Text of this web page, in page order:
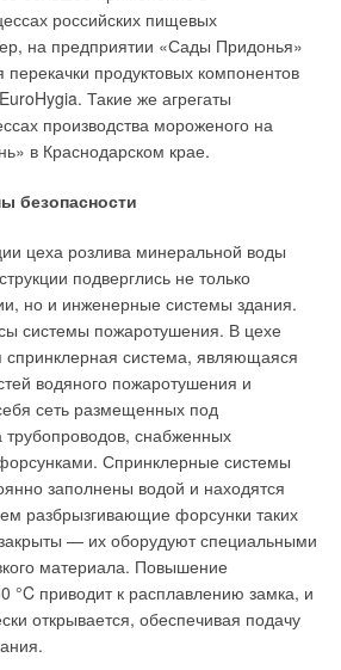
российских пищевых
на предприятии «Сады Придонья»
перекачки продуктовых компонентов
Такие же агрегаты
производства мороженого на
в Краснодарском крае.
безопасности
цеха розлива минеральной воды
подверглись не только
но и инженерные системы здания.
системы пожаротушения. В цехе
спринклерная система, являющаяся
водяного пожаротушения и
сеть размещенных под
трубопроводов, снабженных
Спринклерные системы
заполнены водой и находятся
разбрызгивающие форсунки таких
— их оборудуют специальными
материала. Повышение
°C приводит к расплавлению замка, и
открывается, обеспечивая подачу
трубной продукции определенной
Вообще монополизация
следствием концентрации
под воздействием научно-
По этому поводу в печатных
что:«...Экономике крупного
присущи определенные
Это особенно наглядно проявляется
области технологического
не смогла бы долго
эффективной в сфере
производителей...»
выпускаемых труб
как ценовые, так и неценовые методы.
на извлечении дополнительной
издержек производства и
цен без изменения ассортимента и
можно захватить отдельные
что при выходе на новые рынки сбыта
снижают на 10 % и более, а нередко
цены, вопреки установленным
торговом законодательстве